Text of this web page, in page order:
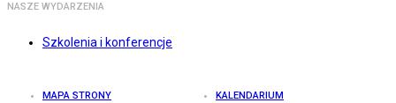
NASZE WYDARZENIA
Szkolenia i konferencje
MAPA STRONY KALENDARIUM